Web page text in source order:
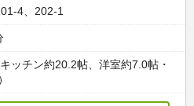
4、202-1
ッチン約20.2帖、洋室約7.0帖・